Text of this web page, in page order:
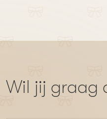
Wil jij graag